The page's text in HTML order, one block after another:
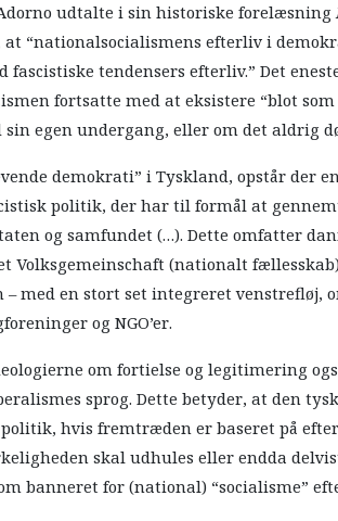
udtalte i sin historiske forelæsning
at “nationalsocialismens efterliv i
tendensers efterliv.” Det
fortsatte med at eksistere “blot
egen undergang, eller om det aldrig
demokrati” i Tyskland, opstår der
politik, der har til formål at
og samfundet (…). Dette omfatter
Volksgemeinschaft (nationalt
med en stort set integreret venstrefløj,
og NGO’er.
om fortielse og legitimering
sprog. Dette betyder, at den
hvis fremtræden er baseret på
skal udhules eller endda
banneret for (national) “socialisme”